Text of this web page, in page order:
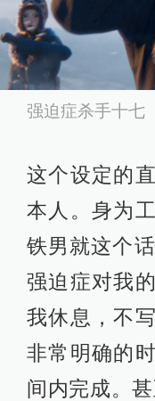
强迫症杀手十七
这个设定的
本人。身为
铁男就这个
强迫症对我
我休息，不
非常明确的
间内完成。